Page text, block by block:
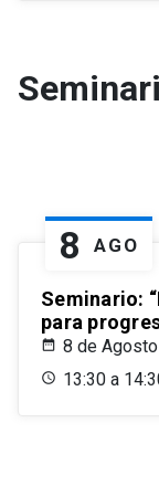
8 AGO
Seminario:
para
8 de
13:30 a